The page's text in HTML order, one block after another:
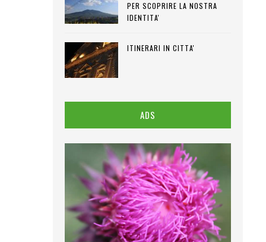
PER SCOPRIRE LA NOSTRA
IDENTITA'
ITINERARI IN CITTA'
ADS